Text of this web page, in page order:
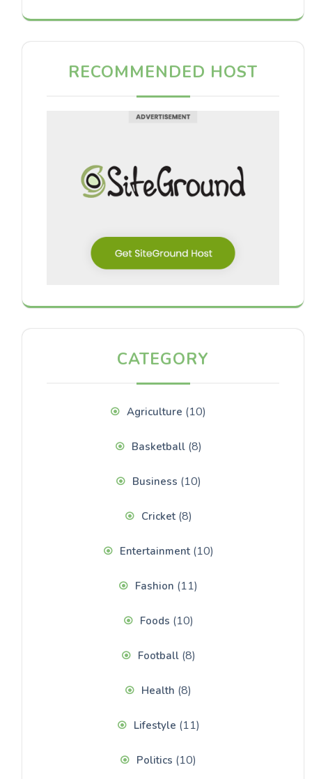
RECOMMENDED HOST
CATEGORY
Agriculture (10)
Basketball(8)
Business (10)
Cricket(8)
Entertainment(10)
Fashion (11)
Foods (10)
Football(8)
Health (8)
Lifestyle (11)
Politics (10)